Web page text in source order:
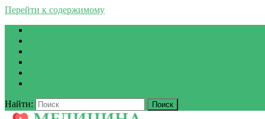
Перейти к содержимому
Найти: